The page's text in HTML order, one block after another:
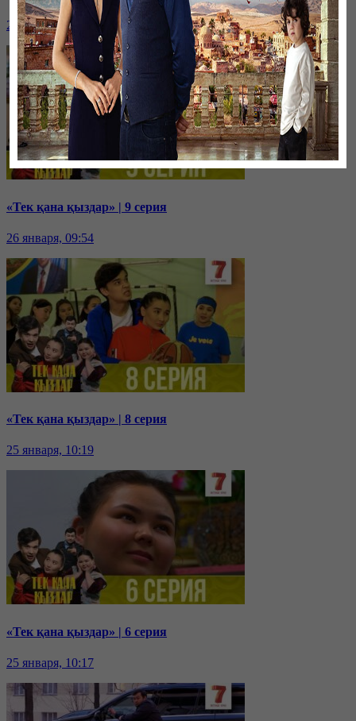
26 января, 09:55
«Тек қана қыздар» | 9 серия
26 января, 09:54
«Тек қана қыздар» | 8 серия
25 января, 10:19
«Тек қана қыздар» | 6 серия
25 января, 10:17